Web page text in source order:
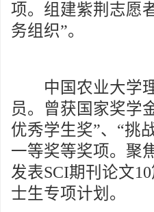
项。组建紫荆志愿
务组织”。
中国农业大学理
员。曾获国家奖学
优秀学生奖”、“挑
一等奖等奖项。聚
发表SCI期刊论文
士生专项计划。